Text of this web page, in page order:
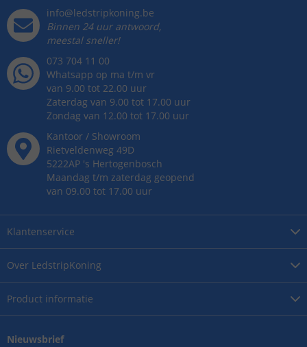
Over LedstripKoning
Product informatie
Klantenservice
info@ledstripkoning.be
Binnen 24 uur antwoord,
meestal sneller!
073 704 11 00
Whatsapp op ma t/m vr
van 9.00 tot 22.00 uur
Zaterdag van 9.00 tot 17.00 uur
Zondag van 12.00 tot 17.00 uur
Kantoor / Showroom
Rietveldenweg 49D
5222AP 's Hertogenbosch
Maandag t/m zaterdag geopend
van 09.00 tot 17.00 uur
Nieuwsbrief